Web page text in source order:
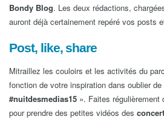
Bondy Blog. Les deux rédactions,
auront déjà certainement repéré vos posts
Post, like, share
Mitraillez les couloirs et les activités du
fonction de votre inspiration dans oublier
#nuitdesmedias15 ». Faites régulièrement
pour prendre des petites vidéos des